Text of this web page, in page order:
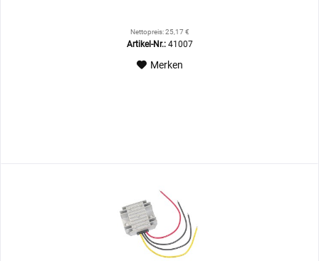
Nettopreis: 25,17 €
Artikel-Nr.:41007
Merken